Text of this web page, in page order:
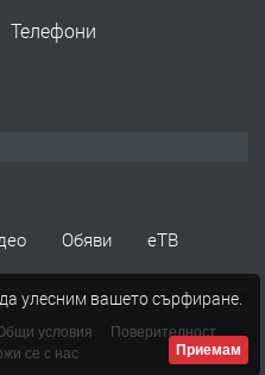
покриви
Целофанови
СКОРПИОПЛАСТ
Телефони
Обяви
еТВ
условия
Поверителност
се с нас
улесним вашето сърфиране.
Приемам